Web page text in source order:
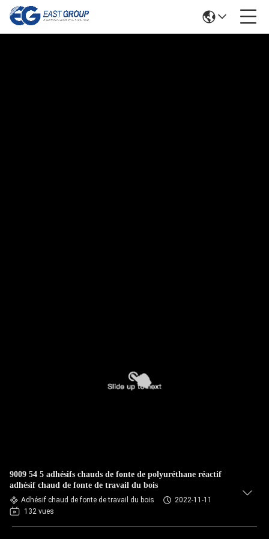
9009 54 5 adhésifs chauds de fonte de polyuréthane réactif
adhésif chaud de fonte de travail du bois
Adhésif chaud de fonte de travail du bois
2022-11-11
132 vues